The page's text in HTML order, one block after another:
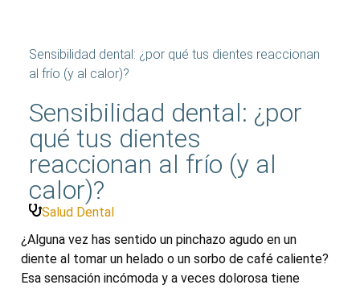
Sensibilidad dental: ¿por qué tus dientes reaccionan
al frío (y al calor)?
Sensibilidad dental: ¿por
qué tus dientes
reaccionan al frío (y al
calor)?
Salud Dental
¿Alguna vez has sentido un pinchazo agudo en un
diente al tomar un helado o un sorbo de café caliente?
Esa sensación incómoda y a veces dolorosa tiene